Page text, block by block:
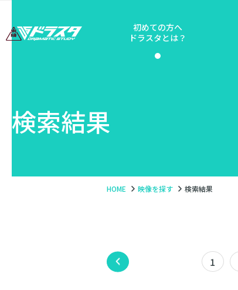
初めての方へ
ドラスタとは？
検索結果
HOME 映像を探す 検索結果
1